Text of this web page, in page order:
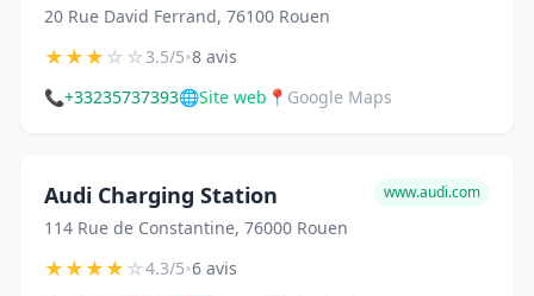
20 Rue David Ferrand, 76100 Rouen
★★★☆☆3.5/5•8 avis
📞+33235737393🌐Site web 📍 Google Maps
Audi Charging Station
114 Rue de Constantine, 76000 Rouen
www.audi.com
★★★★☆4.3/5•6 avis